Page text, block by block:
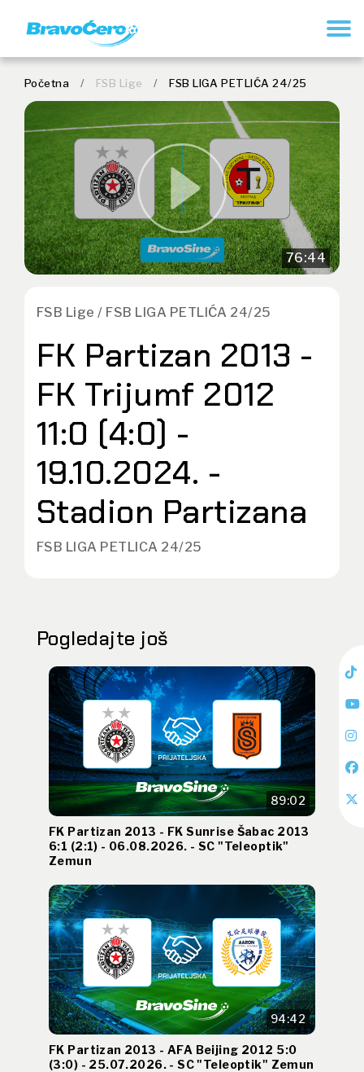
Početna / FSB Lige / FSB LIGA PETLIĆA 24/25
76:44
FSB Lige / FSB LIGA PETLIĆA 24/25
FK Partizan 2013 -
FK Trijumf 2012
11:0 (4:0) -
19.10.2024. -
Stadion Partizana
FSB LIGA PETLICA 24/25
Pogledajte još
89:02
FK Partizan 2013 - FK Sunrise Šabac 2013
6:1 (2:1) - 06.08.2026. - SC "Teleoptik"
Zemun
94:42
FK Partizan 2013 - AFA Beijing 2012 5:0
(3:0) - 25.07.2026. - SC "Teleoptik" Zemun